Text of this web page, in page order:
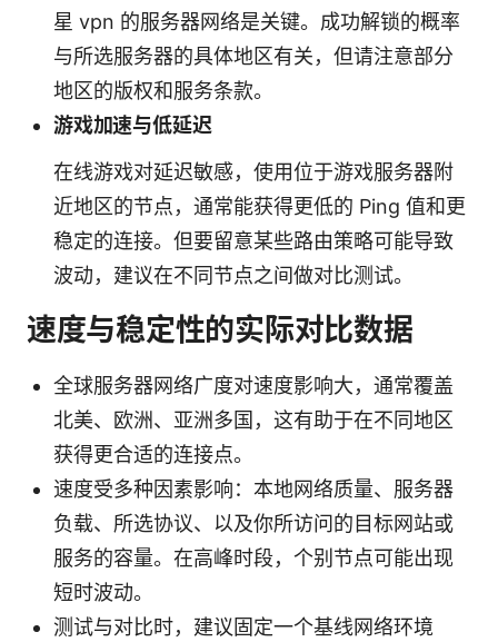
星 vpn 的服务器网络是关键。成功解锁的概率
与所选服务器的具体地区有关，但请注意部分
地区的版权和服务条款。
游戏加速与低延迟
在线游戏对延迟敏感，使用位于游戏服务器附
近地区的节点，通常能获得更低的 Ping 值和更
稳定的连接。但要留意某些路由策略可能导致
波动，建议在不同节点之间做对比测试。
速度与稳定性的实际对比数据
全球服务器网络广度对速度影响大，通常覆盖
北美、欧洲、亚洲多国，这有助于在不同地区
获得更合适的连接点。
速度受多种因素影响：本地网络质量、服务器
负载、所选协议、以及你所访问的目标网站或
服务的容量。在高峰时段，个别节点可能出现
短时波动。
测试与对比时，建议固定一个基线网络环境